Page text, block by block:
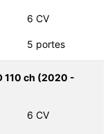
6 CV
5 portes
110 ch (2020 -
6 CV